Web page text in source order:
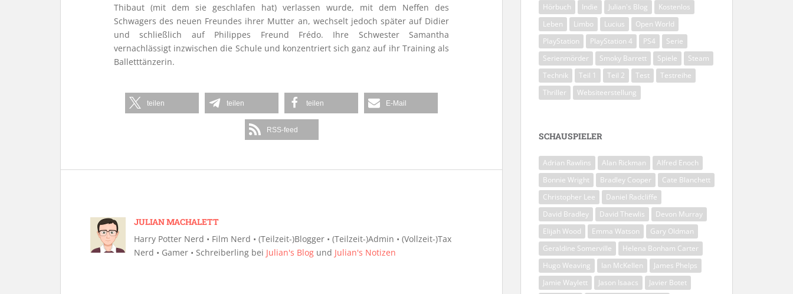
Thibaut (mit dem sie geschlafen hat) verlassen wurde, mit dem Neffen des
Schwagers des neuen Freundes ihrer Mutter an, wechselt jedoch später auf Didier
und schließlich auf Philippes Freund Frédo. Ihre Schwester Samantha
vernachlässigt inzwischen die Schule und konzentriert sich ganz auf ihr Training als
Balletttänzerin.
teilen teilen teilen E-Mail
RSS-feed
JULIAN MACHALETT
Harry Potter Nerd • Film Nerd • (Teilzeit-)Blogger • (Teilzeit-)Admin • (Vollzeit-)Tax
Nerd • Gamer • Schreiberling bei Julian's Blog und Julian's Notizen
Hörbuch
Indie Julian's Blog
Kostenlos
Leben
Limbo Lucius
Open World
PlayStation
PlayStation 4 PS4
Serie
Serienmörder
Smoky Barrett Spiele
Steam
Technik
Teil 1 Teil 2 Test
Testreihe
Thriller
Websiteerstellung
SCHAUSPIELER
Adrian Rawlins Alan Rickman
Alfred Enoch
Bonnie Wright
Bradley Cooper
Cate Blanchett
Christopher Lee
Daniel Radcliffe
David Bradley
David Thewlis
Devon Murray
Elijah Wood
Emma Watson
Gary Oldman
Geraldine Somerville
Helena Bonham Carter
Hugo Weaving
Ian McKellen
James Phelps
Jamie Waylett
Jason Isaacs
Javier Botet